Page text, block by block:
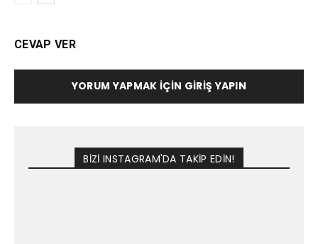
CEVAP VER
YORUM YAPMAK İÇIN GIRIŞ YAPIN
BİZİ INSTAGRAM'DA TAKİP EDİN!